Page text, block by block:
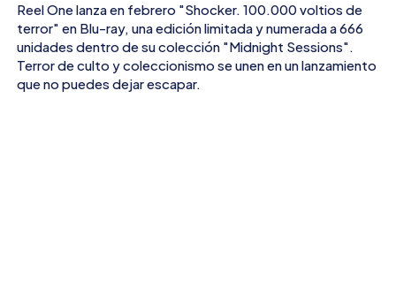
Reel One lanza en febrero "Shocker. 100.000 voltios de
terror" en Blu-ray, una edición limitada y numerada a 666
unidades dentro de su colección "Midnight Sessions".
Terror de culto y coleccionismo se unen en un lanzamiento
que no puedes dejar escapar.